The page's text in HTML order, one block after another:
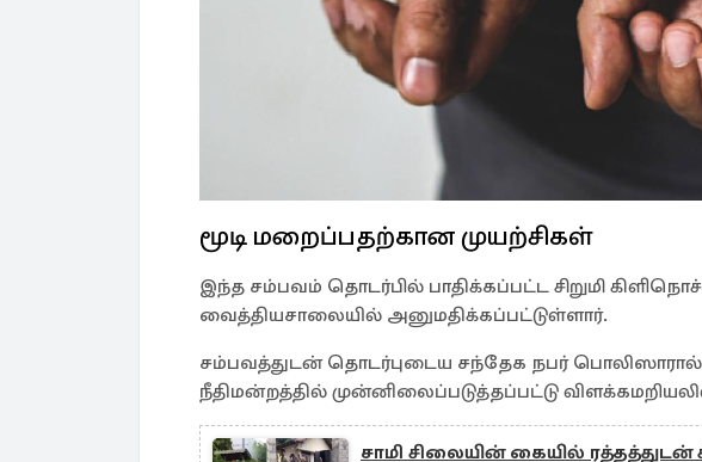
மூடி மறைப்பதற்கான முயற்சிகள்
இந்த சம்பவம் தொடர்பில் பாதிக்கப்பட்ட சிறுமி
வைத்தியசாலையில் அனுமதிக்கப்பட்டுள்ளார்.
சம்பவத்துடன் தொடர்புடைய சந்தேக நபர் பொலிஸாரால்
நீதிமன்றத்தில் முன்னிலைப்படுத்தப்பட்டு
சாமி சிலையின் கையில்